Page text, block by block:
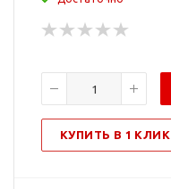
КУПИТЬ В 1 КЛИК